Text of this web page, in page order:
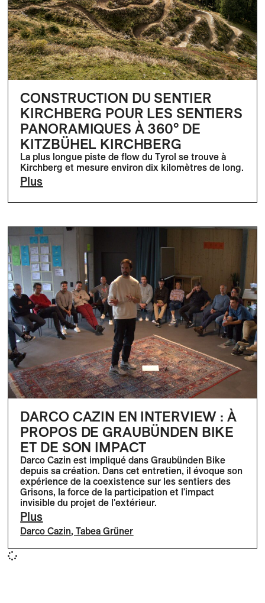
CONSTRUCTION DU SENTIER
KIRCHBERG POUR LES SENTIERS
PANORAMIQUES À 360° DE
KITZBÜHEL KIRCHBERG
La plus longue piste de flow du Tyrol se trouve à
Kirchberg et mesure environ dix kilomètres de long.
Plus
DARCO CAZIN EN INTERVIEW : À
PROPOS DE GRAUBÜNDEN BIKE
ET DE SON IMPACT
Darco Cazin est impliqué dans Graubünden Bike
depuis sa création. Dans cet entretien, il évoque son
expérience de la coexistence sur les sentiers des
Grisons, la force de la participation et l'impact
invisible du projet de l'extérieur.
Plus
Darco Cazin,Tabea Grüner